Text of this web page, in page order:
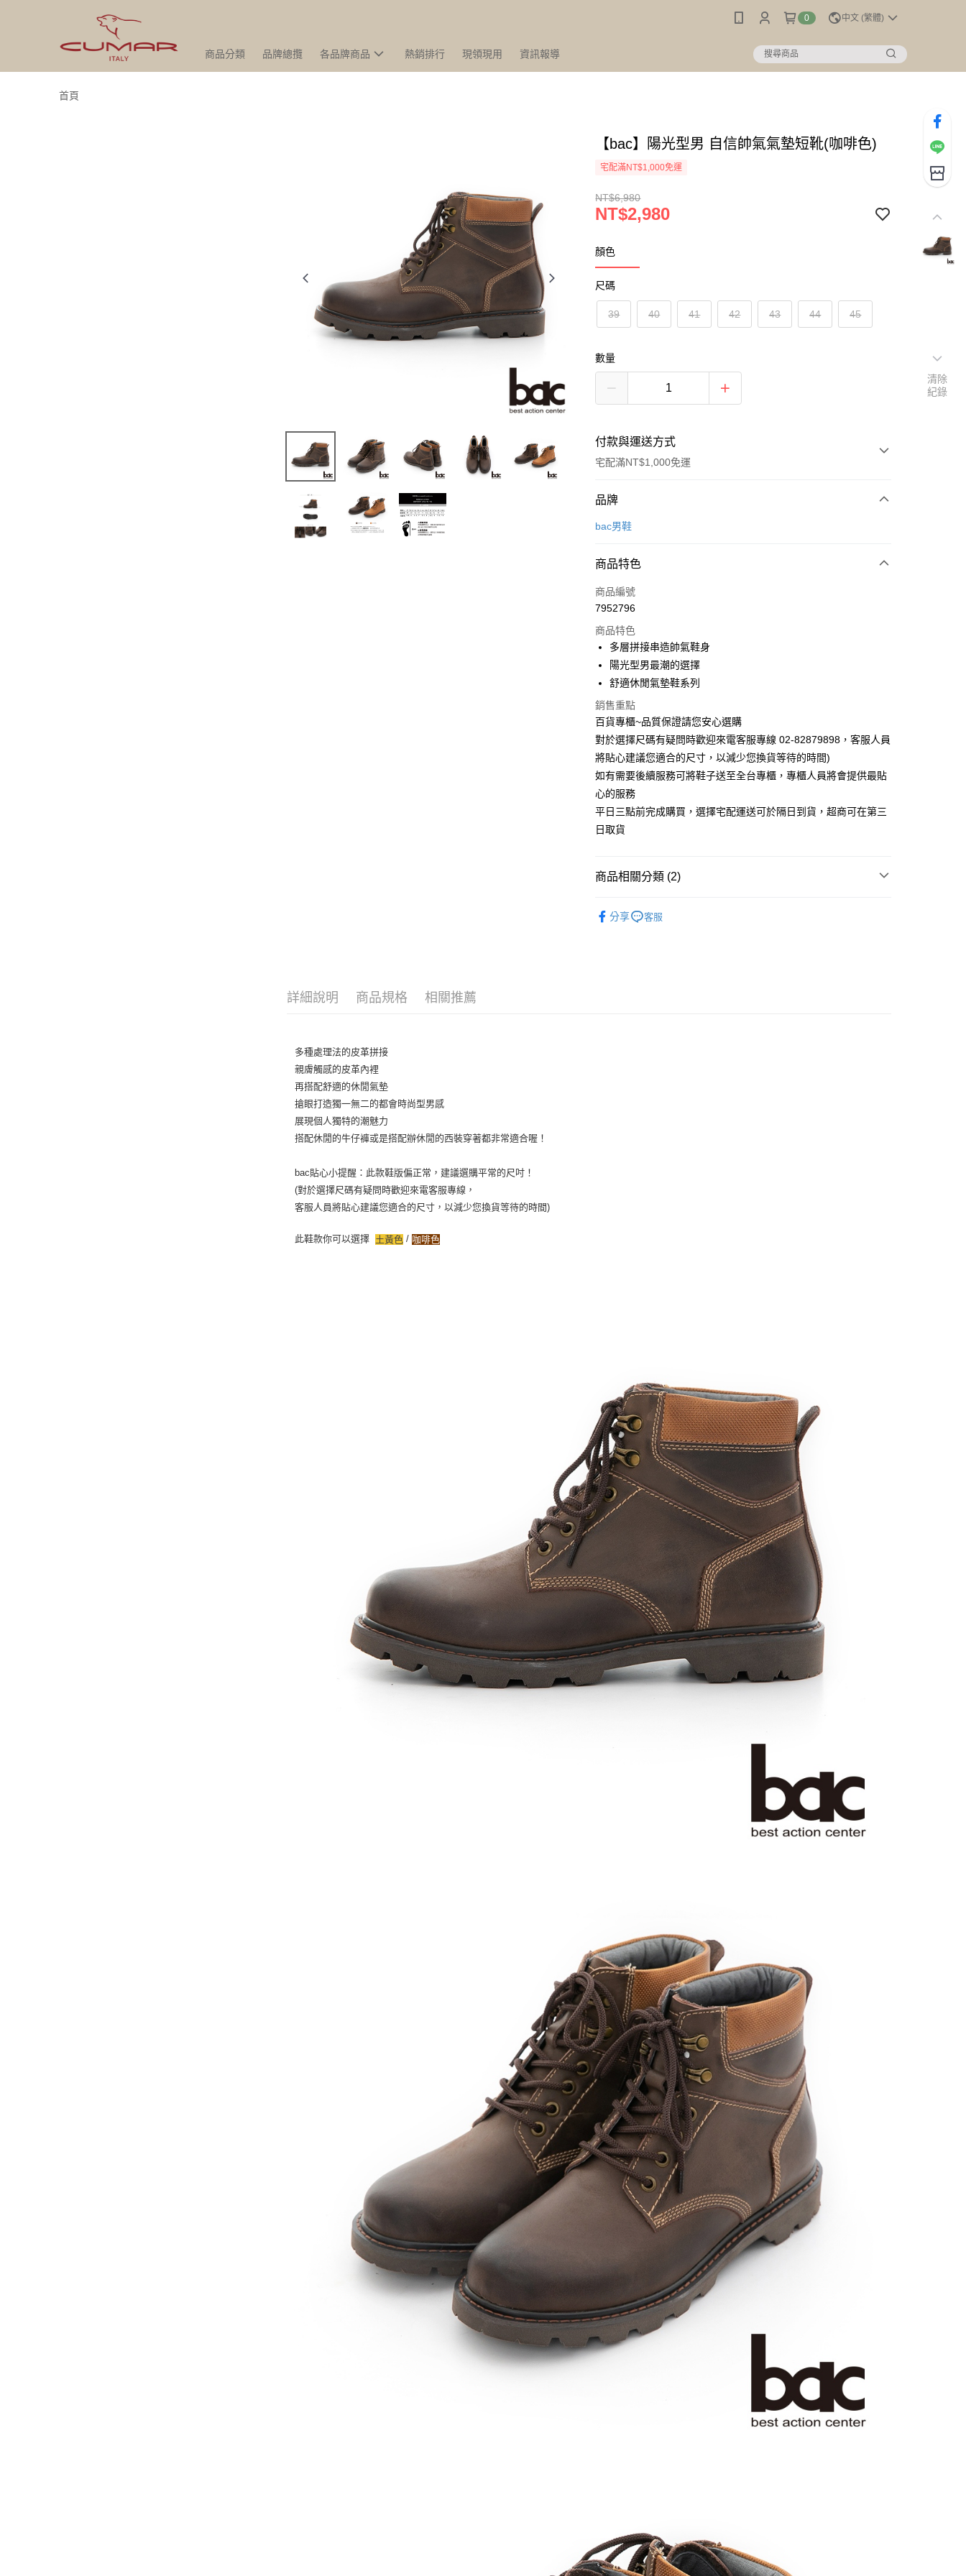
0 中文 (繁體)
商品分類 品牌總攬 各品牌商品 熱銷排行 現領現用 資訊報導
首頁
【bac】陽光型男 自信帥氣氣墊短靴(咖啡色)
宅配滿NT$1,000免運
NT$6,980
NT$2,980
顏色
尺碼
39 40 41 42 43 44 45
數量
付款與運送方式
宅配滿NT$1,000免運
付款方式
信用卡一次付款
街口支付
運送方式
宅配
每筆NT$90，滿NT$1,000(含以上)免運費
品牌
bac男鞋
商品特色
商品編號
7952796
商品特色
多層拼接串造帥氣鞋身
陽光型男最潮的選擇
舒適休閒氣墊鞋系列
銷售重點
百貨專櫃~品質保證請您安心選購
對於選擇尺碼有疑問時歡迎來電客服專線 02-82879898，客服人員
將貼心建議您適合的尺寸，以減少您換貨等待的時間)
如有需要後續服務可將鞋子送至全台專櫃，專櫃人員將會提供最貼
心的服務
平日三點前完成購買，選擇宅配運送可於隔日到貨，超商可在第三
日取貨
商品相關分類 (2)
分享 客服
詳細說明 商品規格 相關推薦
多種處理法的皮革拼接
親膚觸感的皮革內裡
再搭配舒適的休閒氣墊
搶眼打造獨一無二的都會時尚型男感
展現個人獨特的潮魅力
搭配休閒的牛仔褲或是搭配辦休閒的西裝穿著都非常適合喔！
bac貼心小提醒：此款鞋版偏正常，建議選購平常的尺吋！
(對於選擇尺碼有疑問時歡迎來電客服專線，
客服人員將貼心建議您適合的尺寸，以減少您換貨等待的時間)
此鞋款你可以選擇 土黃色 / 咖啡色
清除
紀錄